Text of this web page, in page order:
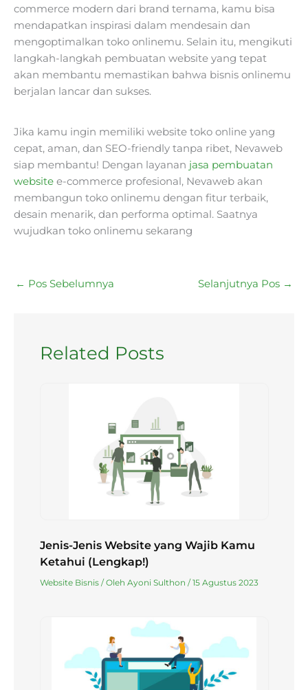
commerce modern dari brand ternama, kamu bisa
mendapatkan inspirasi dalam mendesain dan
mengoptimalkan toko onlinemu. Selain itu, mengikuti
langkah-langkah pembuatan website yang tepat
akan membantu memastikan bahwa bisnis onlinemu
berjalan lancar dan sukses.
Jika kamu ingin memiliki website toko online yang
cepat, aman, dan SEO-friendly tanpa ribet, Nevaweb
siap membantu! Dengan layanan jasa pembuatan
website e-commerce profesional, Nevaweb akan
membangun toko onlinemu dengan fitur terbaik,
desain menarik, dan performa optimal. Saatnya
wujudkan toko onlinemu sekarang
← Pos Sebelumnya Selanjutnya Pos →
Related Posts
Jenis-Jenis Website yang Wajib Kamu
Ketahui (Lengkap!)
Website Bisnis/ Oleh Ayoni Sulthon /15 Agustus 2023